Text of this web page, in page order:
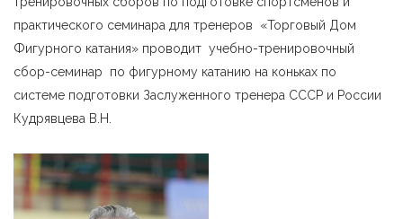
практического семинара для тренеров «Торговый Дом
Фигурного катания» проводит учебно-тренировочный
сбор-семинар по фигурному катанию на коньках по
системе подготовки Заслуженного тренера СССР и России
Кудрявцева В.Н.